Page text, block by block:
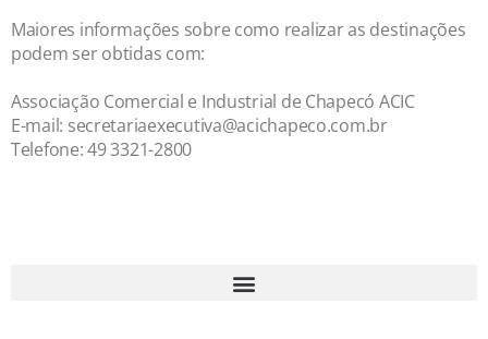
Maiores informações sobre como realizar as destinações
podem ser obtidas com:
Associação Comercial e Industrial de Chapecó ACIC
E-mail: secretariaexecutiva@acichapeco.com.br
Telefone: 49 3321-2800